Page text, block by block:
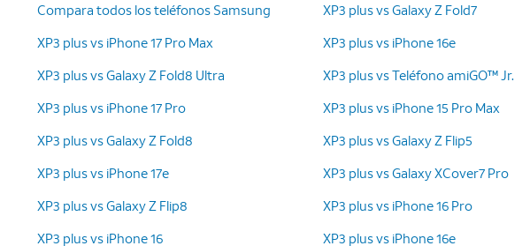
Compara todos los teléfonos Samsung
XP3 plus vs iPhone 17 Pro Max
XP3 plus vs Galaxy Z Fold8 Ultra
XP3 plus vs iPhone 17 Pro
XP3 plus vs Galaxy Z Fold8
XP3 plus vs iPhone 17e
XP3 plus vs Galaxy Z Flip8
XP3 plus vs iPhone 16
XP3 plus vs Galaxy Z Fold7
XP3 plus vs iPhone 16e
XP3 plus vs Teléfono amiGO™ Jr.
XP3 plus vs iPhone 15 Pro Max
XP3 plus vs Galaxy Z Flip5
XP3 plus vs Galaxy XCover7 Pro
XP3 plus vs iPhone 16 Pro
XP3 plus vs iPhone 16e